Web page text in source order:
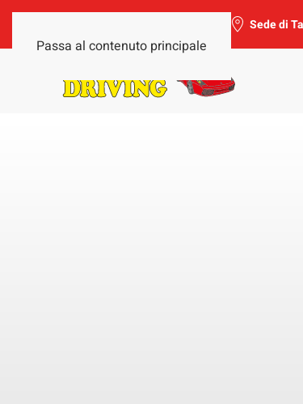
Passa al contenuto principale
Sede di